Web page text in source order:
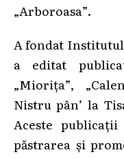
„Arboroasa”.
A fondat
a editat
„Miorița”,
Nistru pân’ la
Aceste
păstrarea și